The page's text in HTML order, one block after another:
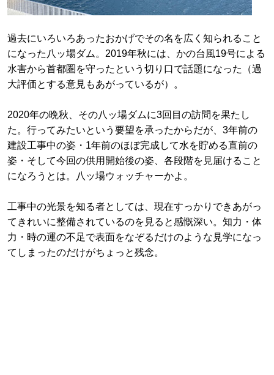
過去にいろいろあったおかげでその名を広く知られること
になった八ッ場ダム。2019年秋には、かの台風19号による
水害から首都圏を守ったという切り口で話題になった（過
大評価とする意見もあがっているが）。
2020年の晩秋、その八ッ場ダムに3回目の訪問を果たし
た。行ってみたいという要望を承ったからだが、3年前の
建設工事中の姿・1年前のほぼ完成して水を貯める直前の
姿・そして今回の供用開始後の姿、各段階を見届けること
になろうとは。八ッ場ウォッチャーかよ。
工事中の光景を知る者としては、現在すっかりできあがっ
てきれいに整備されているのを見ると感慨深い。知力・体
力・時の運の不足で表面をなぞるだけのような見学になっ
てしまったのだけがちょっと残念。